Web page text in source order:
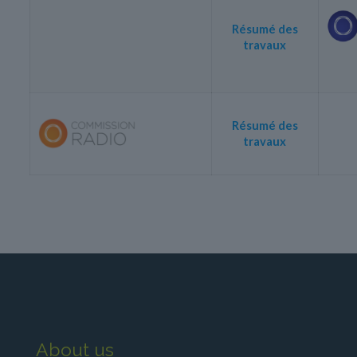
Résumé des
travaux
Résumé des
travaux
About us